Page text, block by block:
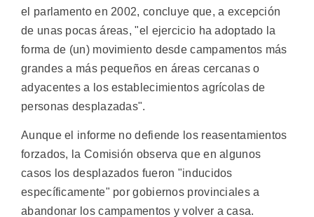
el parlamento en 2002, concluye que, a excepción
de unas pocas áreas, "el ejercicio ha adoptado la
forma de (un) movimiento desde campamentos más
grandes a más pequeños en áreas cercanas o
adyacentes a los establecimientos agrícolas de
personas desplazadas".
Aunque el informe no defiende los reasentamientos
forzados, la Comisión observa que en algunos
casos los desplazados fueron "inducidos
específicamente" por gobiernos provinciales a
abandonar los campamentos y volver a casa.